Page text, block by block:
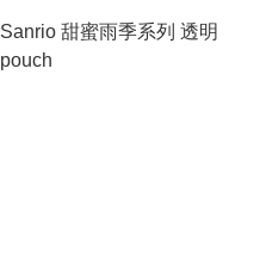
Sanrio 甜蜜雨季系列 透明
pouch